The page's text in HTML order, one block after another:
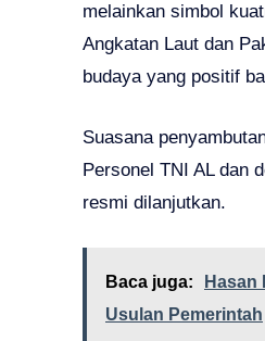
melainkan simbol
Angkatan Laut dan
budaya yang positif
Suasana
Personel TNI AL dan
resmi dilanjutkan.
Baca juga:
Hasan
Usulan Pemerintah